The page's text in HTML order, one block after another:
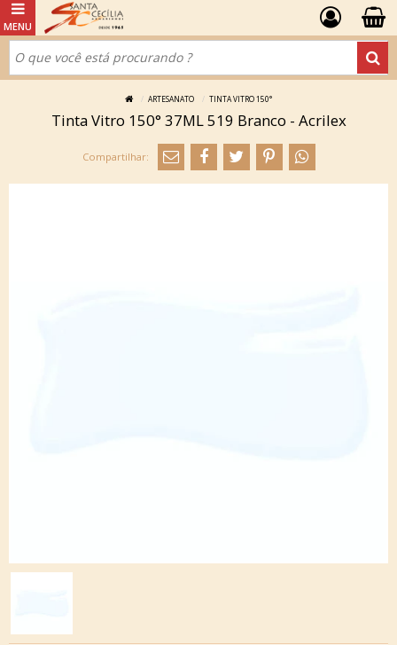
ARTESANATO TINTA VITRO 150°
Tinta Vitro 150° 37ML 519 Branco - Acrilex